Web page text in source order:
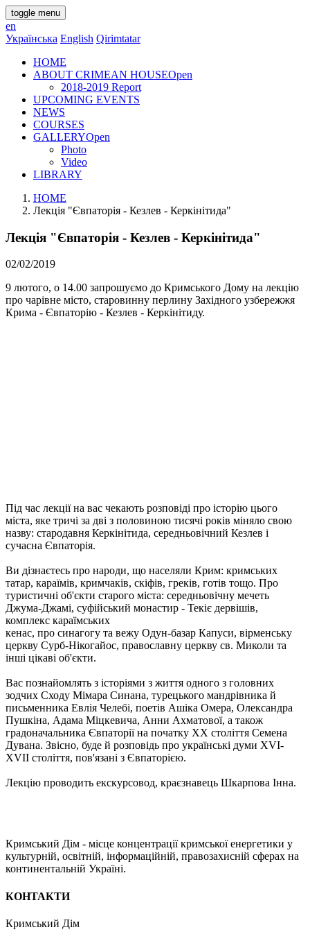
toggle menu
en
Українська English Qirimtatar
HOME
ABOUT CRIMEAN HOUSEOpen
2018-2019 Report
UPCOMING EVENTS
NEWS
COURSES
GALLERYOpen
Photo
Video
LIBRARY
HOME
Лекція "Євпаторія - Кезлев - Керкінітида"
Лекція "Євпаторія - Кезлев - Керкінітида"
02/02/2019
9 лютого, о 14.00 запрошуємо до Кримського Дому на лекцію
про чарівне місто, старовинну перлину Західного узбережжя
Крима - Євпаторію - Кезлев - Керкінітиду.
Під час лекції на вас чекають розповіді про історію цього
міста, яке тричі за дві з половиною тисячі років міняло свою
назву: стародавня Керкінітида, середньовічний Кезлев і
сучасна Євпаторія.
Ви дізнаєтесь про народи, що населяли Крим: кримських
татар, караїмів, кримчаків, скіфів, греків, готів тощо. Про
туристичні об'єкти старого міста: середньовічну мечеть
Джума-Джамі, суфійський монастир - Текіє дервішів,
комплекс караїмських
кенас, про синагогу та вежу Одун-базар Капуси, вірменську
церкву Сурб-Нікогайос, православну церкву св. Миколи та
інші цікаві об'єкти.
Вас познайомлять з історіями з життя одного з головних
зодчих Сходу Мімара Синана, турецького мандрівника й
письменника Евлія Челебі, поетів Ашіка Омера, Олександра
Пушкіна, Адама Міцкевича, Анни Ахматової, а також
градоначальника Євпаторії на початку XX століття Семена
Дувана. Звісно, буде й розповідь про українські думи XVI-
XVII століття, пов'язані з Євпаторією.
Лекцію проводить екскурсовод, краєзнавець Шкарпова Інна.
Кримський Дім - місце концентрації кримської енергетики у
культурній, освітній, інформаційній, правозахисній сферах на
континентальній Україні.
КОНТАКТИ
Кримський Дім